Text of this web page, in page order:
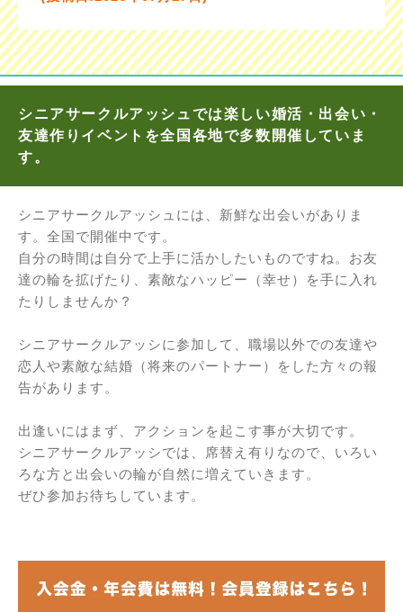
シニアサークルアッシュでは楽しい婚活・出会い・
友達作りイベントを全国各地で多数開催していま
す。
シニアサークルアッシュには、新鮮な出会いがありま
す。全国で開催中です。
自分の時間は自分で上手に活かしたいものですね。お友
達の輪を拡げたり、素敵なハッピー（幸せ）を手に入れ
たりしませんか？
シニアサークルアッシに参加して、職場以外での友達や
恋人や素敵な結婚（将来のパートナー）をした方々の報
告があります。
出逢いにはまず、アクションを起こす事が大切です。
シニアサークルアッシでは、席替え有りなので、いろい
ろな方と出会いの輪が自然に増えていきます。
ぜひ参加お待ちしています。